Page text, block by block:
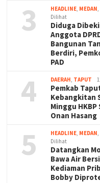
3 HEADLINE, MEDAN,
Dilihat
Diduga
Anggota
Bangunan
Berdiri,
PAD
4 DAERAH, TAPUT
Pemkab
Kebangkitan
Minggu
Onan Hasang
5 HEADLINE, MEDAN,
Dilihat
Datangkan
Bawa Air
Kediaman
Bobby